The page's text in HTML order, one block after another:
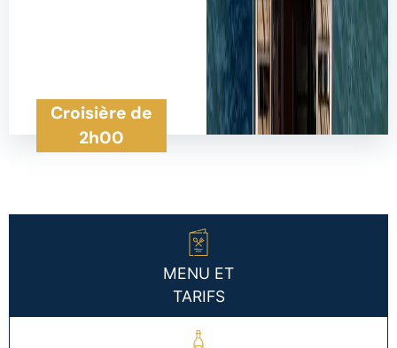
Croisière de
2h00
MENU ET
TARIFS